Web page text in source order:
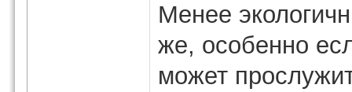
Менее
же, особенно
может